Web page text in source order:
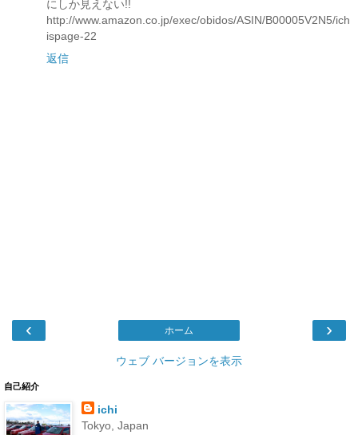
にしか見えない!!
http://www.amazon.co.jp/exec/obidos/ASIN/B00005V2N5/ich
ispage-22
返信
‹ ›
ホーム
ウェブ バージョンを表示
自己紹介
ichi
Tokyo, Japan